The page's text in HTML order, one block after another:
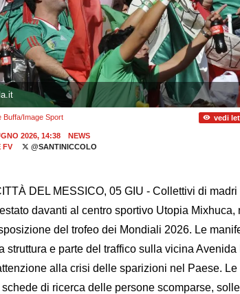
Buffa/Image Sport vedi
2026, 14:38
NEWS
FV
@SANTINICCOLO
DEL MESSICO, 05 GIU - Collettivi di
davanti al centro sportivo Utopia
del trofeo dei Mondiali 2026. Le
struttura e parte del traffico sulla vicina
alla crisi delle sparizioni nel Paese.
di ricerca delle persone scomparse,